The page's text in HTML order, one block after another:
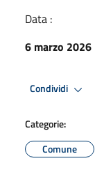
Data :
6 marzo 2026
Condividi
Categorie:
Comune